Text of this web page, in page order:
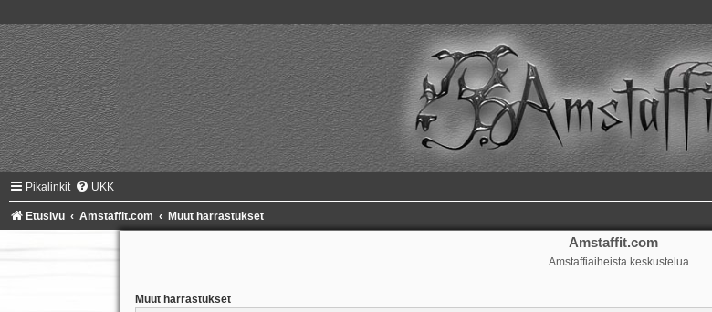
Pikalinkit UKK
Etusivu Amstaffit.com Muut harrastukset
Amstaffit.com
Amstaffiaiheista keskustelua
Muut harrastukset